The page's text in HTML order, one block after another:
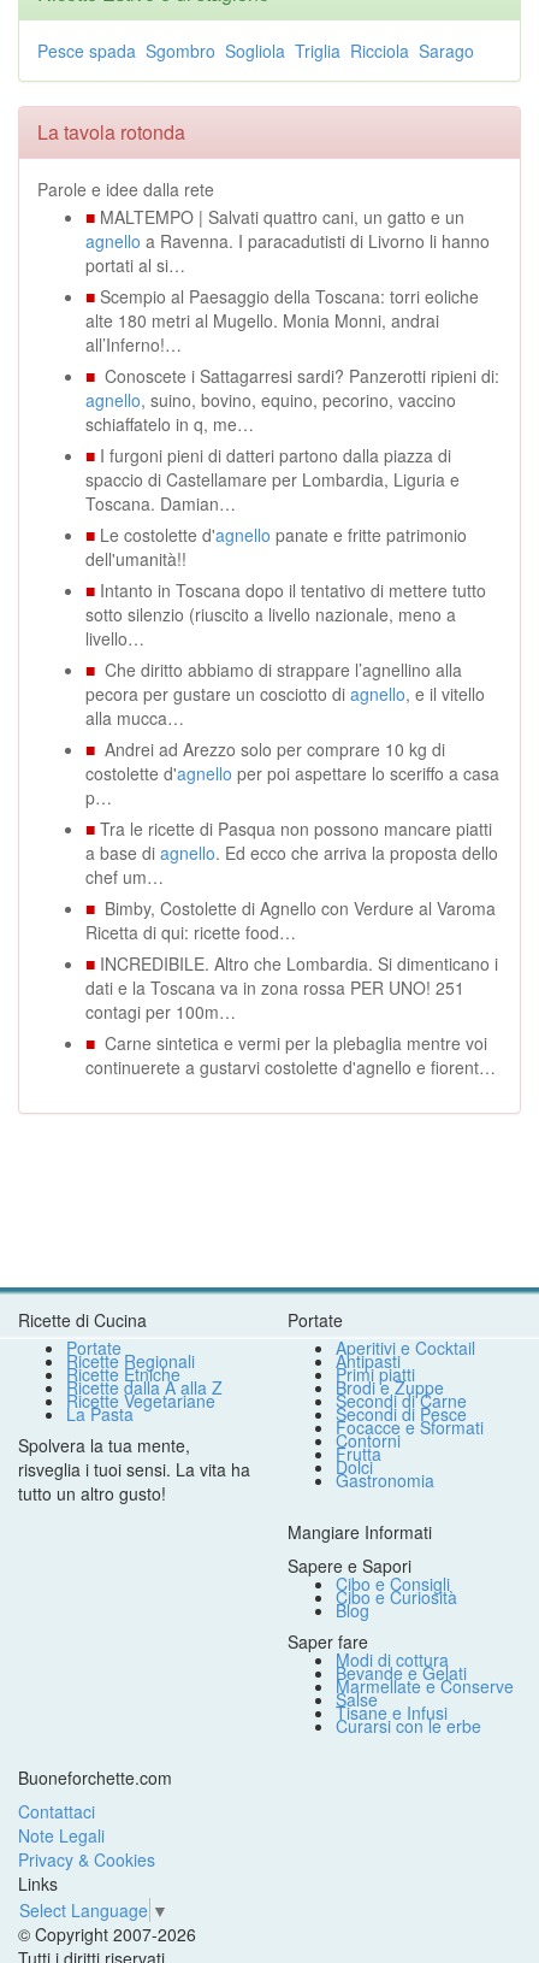
Pesce spada Sgombro Sogliola Triglia Ricciola Sarago
La tavola rotonda
Parole e idee dalla rete
■ MALTEMPO | Salvati quattro cani, un gatto e un
agnello a Ravenna. I paracadutisti di Livorno li hanno
portati al si…
■ Scempio al Paesaggio della Toscana: torri eoliche
alte 180 metri al Mugello. Monia Monni, andrai
all’Inferno!…
■ Conoscete i Sattagarresi sardi? Panzerotti ripieni di:
agnello, suino, bovino, equino, pecorino, vaccino
schiaffatelo in q, me…
■ I furgoni pieni di datteri partono dalla piazza di
spaccio di Castellamare per Lombardia, Liguria e
Toscana. Damian…
■ Le costolette d'agnello panate e fritte patrimonio
dell'umanità!!
■ Intanto in Toscana dopo il tentativo di mettere tutto
sotto silenzio (riuscito a livello nazionale, meno a
livello…
■ Che diritto abbiamo di strappare l’agnellino alla
pecora per gustare un cosciotto di agnello, e il vitello
alla mucca…
■ Andrei ad Arezzo solo per comprare 10 kg di
costolette d'agnello per poi aspettare lo sceriffo a casa
p…
■ Tra le ricette di Pasqua non possono mancare piatti
a base di agnello. Ed ecco che arriva la proposta dello
chef um…
■ Bimby, Costolette di Agnello con Verdure al Varoma
Ricetta di qui: ricette food…
■ INCREDIBILE. Altro che Lombardia. Si dimenticano i
dati e la Toscana va in zona rossa PER UNO! 251
contagi per 100m…
■ Carne sintetica e vermi per la plebaglia mentre voi
continuerete a gustarvi costolette d'agnello e fiorent…
Ricette di Cucina
Portate
Ricette Regionali
Ricette Etniche
Ricette dalla A alla Z
Ricette Vegetariane
La Pasta
Spolvera la tua mente,
risveglia i tuoi sensi. La vita ha
tutto un altro gusto!
Portate
Aperitivi e Cocktail
Antipasti
Primi piatti
Brodi e Zuppe
Secondi di Carne
Secondi di Pesce
Focacce e Sformati
Contorni
Frutta
Dolci
Gastronomia
Mangiare Informati
Sapere e Sapori
Cibo e Consigli
Cibo e Curiosità
Blog
Saper fare
Modi di cottura
Bevande e Gelati
Marmellate e Conserve
Salse
Tisane e Infusi
Curarsi con le erbe
Buoneforchette.com
Contattaci
Note Legali
Privacy & Cookies
Links
Select Language ▼
© Copyright 2007-2026
Tutti i diritti riservati